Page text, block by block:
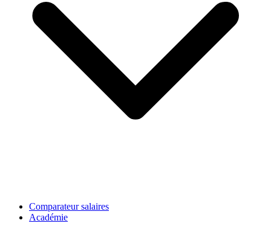
Comparateur salaires
Académie